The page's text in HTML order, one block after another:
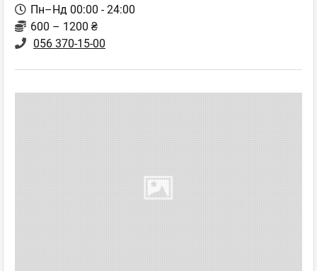
Пн–Нд 00:00 - 24:00
600 – 1200 ₴
056 370-15-00